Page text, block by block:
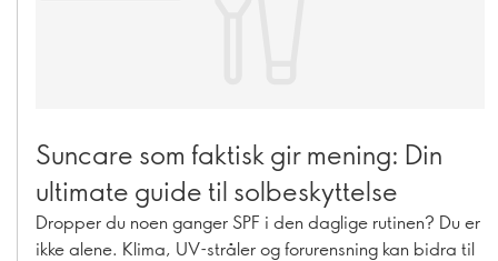
Suncare som faktisk gir mening: Din
ultimate guide til solbeskyttelse
Dropper du noen ganger SPF i den daglige rutinen? Du er
ikke alene. Klima, UV-stråler og forurensning kan bidra til